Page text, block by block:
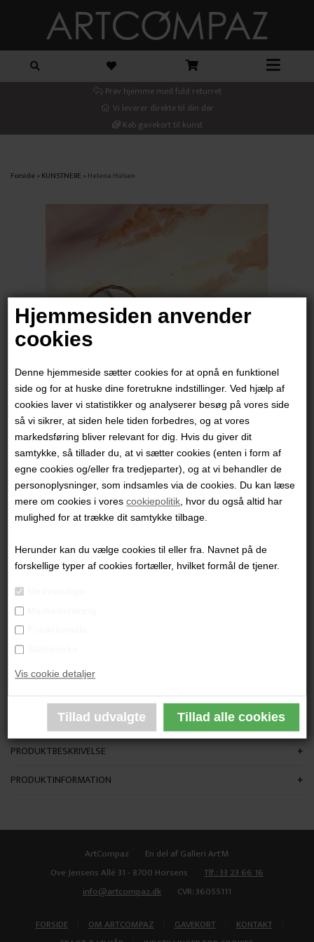
Hjemmesiden anvender
cookies
Denne hjemmeside sætter cookies for at opnå en funktionel
side og for at huske dine foretrukne indstillinger. Ved hjælp af
cookies laver vi statistikker og analyserer besøg på vores side
så vi sikrer, at siden hele tiden forbedres, og at vores
markedsføring bliver relevant for dig. Hvis du giver dit
samtykke, så tillader du, at vi sætter cookies (enten i form af
egne cookies og/eller fra tredjeparter), og at vi behandler de
personoplysninger, som indsamles via de cookies. Du kan læse
mere om cookies i vorescookiepolitik, hvor du også altid har
mulighed for at trække dit samtykke tilbage.
Herunder kan du vælge cookies til eller fra. Navnet på de
forskellige typer af cookies fortæller, hvilket formål de tjener.
Vis cookie detaljer
Prøv hjemme med fuld returret
Vi leverer direkte til din dør
Køb gavekort til kunst
Forside »KUNSTNERE »Helena Hülsen
Helena Hülsen
6.800,00DKK
"This Way"
80x60 cm.
Ikke indrammet
PRODUKTBESKRIVELSE
PRODUKTINFORMATION
ArtCompaz
En del af Galleri Art'M
Ove Jensens Allé 31 - 8700 Horsens
Tlf.: 33 23 66 16
info@artcompaz.dk
CVR: 36055111
FORSIDE OM ARTCOMPAZ GAVEKORT KONTAKT